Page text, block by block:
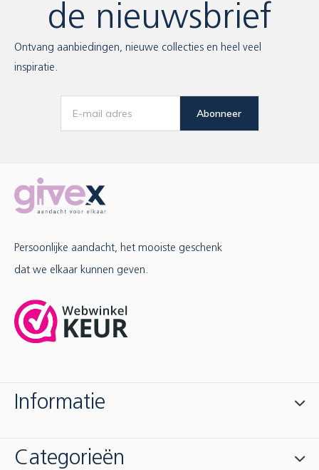
de nieuwsbrief
Ontvang aanbiedingen, nieuwe collecties en heel veel
inspiratie.
Abonneer
Persoonlijke aandacht, het mooiste geschenk
dat we elkaar kunnen geven.
Informatie
Categorieën